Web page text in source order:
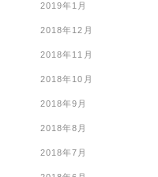
2019年1月
2018年12月
2018年11月
2018年10月
2018年9月
2018年8月
2018年7月